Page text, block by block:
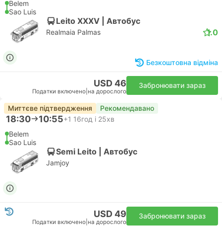
Belem
Sao Luis
Leito XXXV | Автобус
Realmaia Palmas 1.0
Безкоштовна відміна
USD 46
Податки включено на дорослого
Забронювати зараз
Миттєве підтвердження Рекомендавано
18:30 10:55+1 16год і 25хв
Belem
Sao Luis
Semi Leito | Автобус
Jamjoy
USD 49
Податки включено на дорослого
Забронювати зараз